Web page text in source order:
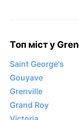
Топ міст у
Saint George's
Gouyave
Grenville
Grand Roy